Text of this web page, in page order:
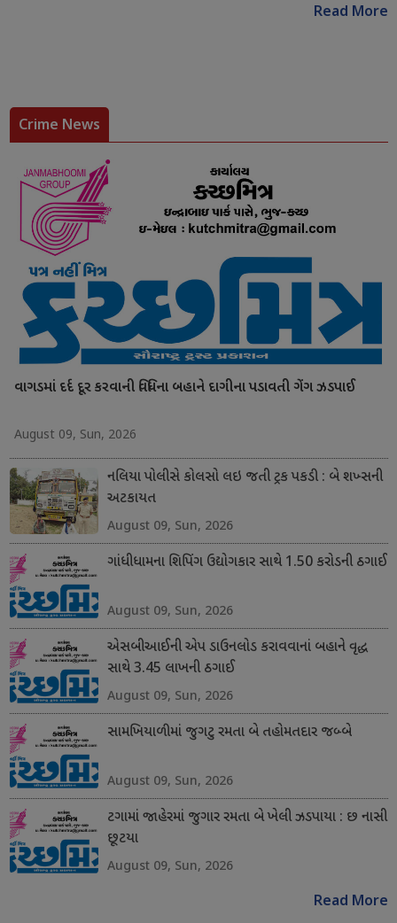
Read More
Crime News
વાગડમાં દર્દ દૂર કરવાની વિધિના બહાને દાગીના પડાવતી ગેંગ ઝડપાઈ
August 09, Sun, 2026
નલિયા પોલીસે કોલસો લઇ જતી ટ્રક પકડી : બે શખ્સની
અટકાયત
August 09, Sun, 2026
ગાંધીધામના શિપિંગ ઉદ્યોગકાર સાથે 1.50 કરોડની ઠગાઈ
August 09, Sun, 2026
એસબીઆઈની એપ ડાઉનલોડ કરાવવાનાં બહાને વૃદ્ધ
સાથે 3.45 લાખની ઠગાઈ
August 09, Sun, 2026
સામખિયાળીમાં જુગટુ રમતા બે તહોમતદાર જબ્બે
August 09, Sun, 2026
ટગામાં જાહેરમાં જુગાર રમતા બે ખેલી ઝડપાયા : છ નાસી
છૂટયા
August 09, Sun, 2026
Read More